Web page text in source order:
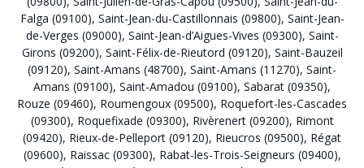
Falga (09100), Saint-Jean-du-Castillonnais (09800), Saint-Jean-
de-Verges (09000), Saint-Jean-d’Aigues-Vives (09300), Saint-
Girons (09200), Saint-Félix-de-Rieutord (09120), Saint-Bauzeil
(09120), Saint-Amans (48700), Saint-Amans (11270), Saint-
Amans (09100), Saint-Amadou (09100), Sabarat (09350),
Rouze (09460), Roumengoux (09500), Roquefort-les-Cascades
(09300), Roquefixade (09300), Rivèrenert (09200), Rimont
(09420), Rieux-de-Pelleport (09120), Rieucros (09500), Régat
(09600), Raissac (09300), Rabat-les-Trois-Seigneurs (09400),